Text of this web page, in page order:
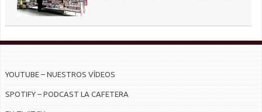
YOUTUBE – NUESTROS VÍDEOS
SPOTIFY – PODCAST LA CAFETERA